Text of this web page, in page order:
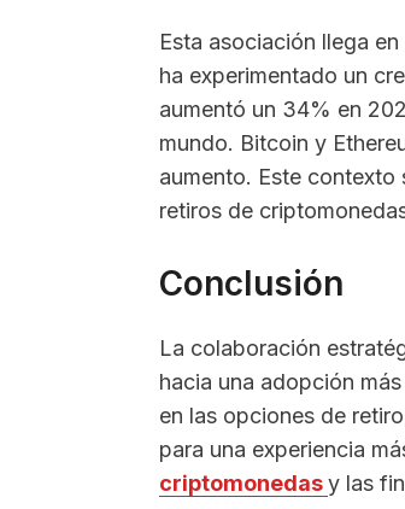
Esta asociación llega
ha experimentado un
aumentó un 34% en
mundo. Bitcoin y
aumento. Este
retiros de
Conclusión
La colaboración
hacia una adopción
en las opciones de
para una experiencia
criptomonedasy las